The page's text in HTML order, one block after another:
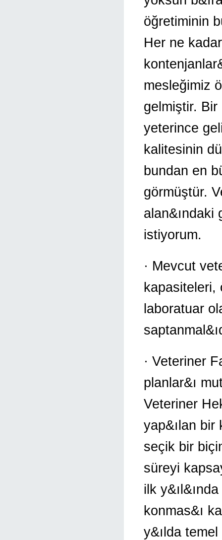
öğretiminin
Her ne
mesleğimiz
gelmiştir.
yeterince
kalitesinin
bundan en
görmüştür.
alan&ındaki
istiyorum.
· Mevcut
kapasiteleri,
laboratuar
· Veteriner
planlar&ı
Veteriner
yap&ılan bir
seçik bir
süreyi
ilk
konmas&ı
y&ılda